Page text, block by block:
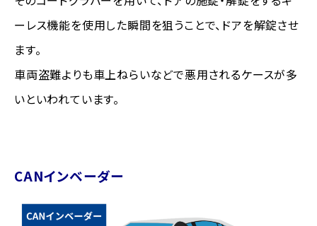
ーレス機能を使用した瞬間を狙うことで、ドアを解錠させ
ます。
車両盗難よりも車上ねらいなどで悪用されるケースが多
いといわれています。
CANインベーダー